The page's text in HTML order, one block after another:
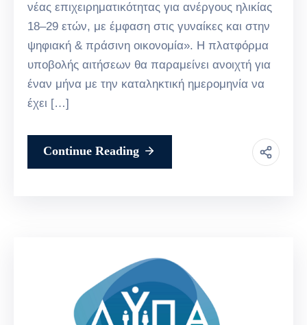
νέας επιχειρηματικότητας για ανέργους ηλικίας
18–29 ετών, με έμφαση στις γυναίκες και στην
ψηφιακή & πράσινη οικονομία». Η πλατφόρμα
υποβολής αιτήσεων θα παραμείνει ανοιχτή για
έναν μήνα με την καταληκτική ημερομηνία να
έχει […]
Continue Reading